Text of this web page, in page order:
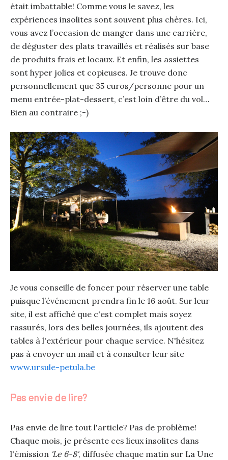
était imbattable! Comme vous le savez, les
expériences insolites sont souvent plus chères. Ici,
vous avez l’occasion de manger dans une carrière,
de déguster des plats travaillés et réalisés sur base
de produits frais et locaux. Et enfin, les assiettes
sont hyper jolies et copieuses. Je trouve donc
personnellement que 35 euros/personne pour un
menu entrée-plat-dessert, c’est loin d’être du vol…
Bien au contraire ;-)
Je vous conseille de foncer pour réserver une table
puisque l’événement prendra fin le 16 août. Sur leur
site, il est affiché que c'est complet mais soyez
rassurés, lors des belles journées, ils ajoutent des
tables à l'extérieur pour chaque service. N'hésitez
pas à envoyer un mail et à consulter leur site
www.ursule-petula.be
Pas envie de lire?
Pas envie de lire tout l'article? Pas de problème!
Chaque mois, je présente ces lieux insolites dans
l'émission'Le 6-8', diffusée chaque matin sur La Une